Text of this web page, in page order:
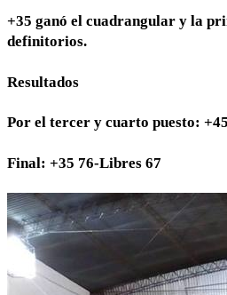
+35 ganó el cuadrangular y la
definitorios.
Resultados
Por el tercer y cuarto puesto:
Final: +35 76-Libres 67